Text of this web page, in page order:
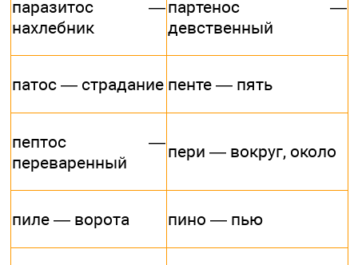
паразитос —
нахлебник
партенос —
девственный
патос — страдание пенте — пять
пептос —
переваренный
пери — вокруг, около
пиле — ворота пино — пью